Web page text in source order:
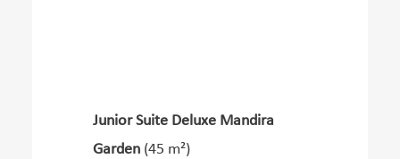
Junior Suite Deluxe Mandira
Garden(45 m²)